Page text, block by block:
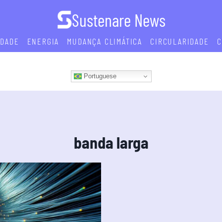
Sustenare News
ENERGIA MUDANÇA CLIMÁTICA CIRCULARIDADE
Portuguese
banda larga